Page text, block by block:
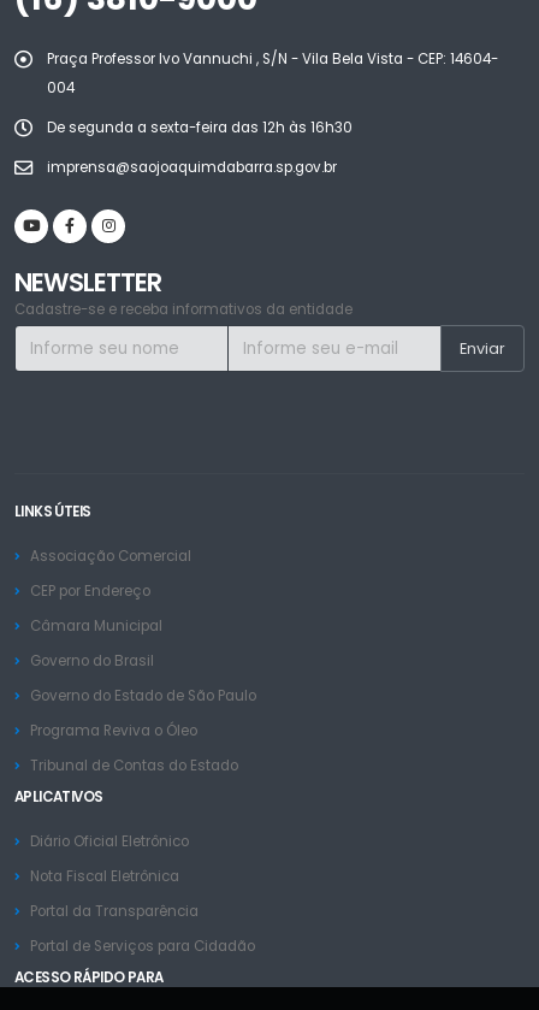
Praça Professor Ivo Vannuchi , S/N - Vila Bela Vista - CEP: 14604-
004
De segunda a sexta-feira das 12h às 16h30
imprensa@saojoaquimdabarra.sp.gov.br
NEWSLETTER
Cadastre-se e receba informativos da entidade
LINKS ÚTEIS
Associação Comercial
CEP por Endereço
Câmara Municipal
Governo do Brasil
Governo do Estado de São Paulo
Programa Reviva o Óleo
Tribunal de Contas do Estado
APLICATIVOS
Diário Oficial Eletrônico
Nota Fiscal Eletrônica
Portal da Transparência
Portal de Serviços para Cidadão
ACESSO RÁPIDO PARA